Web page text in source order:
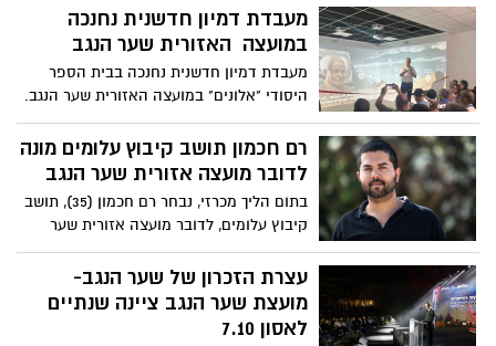
מעבדת דמיון חדשנית נחנכה
במועצה האזורית שער הנגב
מעבדת דמיון חדשנית נחנכה בבית הספר
היסודי "אלונים" במועצה האזורית שער הנגב.
מעבדת הדמיון היא כיתת לימוד
אימרסיביות-אינטראקטיביות בארבעה
מימדים, המבוססת על טכנולוגיה מתקדמת
ועוד.
רם חכמון תושב קיבוץ עלומים מונה
לדובר מועצה אזורית שער הנגב
בתום הליך מכרזי, נבחר רם חכמון (35), תושב
קיבוץ עלומים, לדובר מועצה אזורית שער
הנגב, ויוביל את מערך הדוברות והתקשורת של
המועצה שנמצאת בלב תהליכי השיקום
והבנייה המחודשת
עצרת הזכרון של שער הנגב-
מועצת שער הנגב ציינה שנתיים
לאסון 7.10